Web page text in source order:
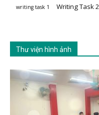
writing task 1 Writing Task 2
Thư viện hình ảnh